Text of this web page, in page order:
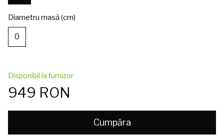
Diametru masă (cm)
0
Disponibil la furnizor
949 RON
Cumpăra